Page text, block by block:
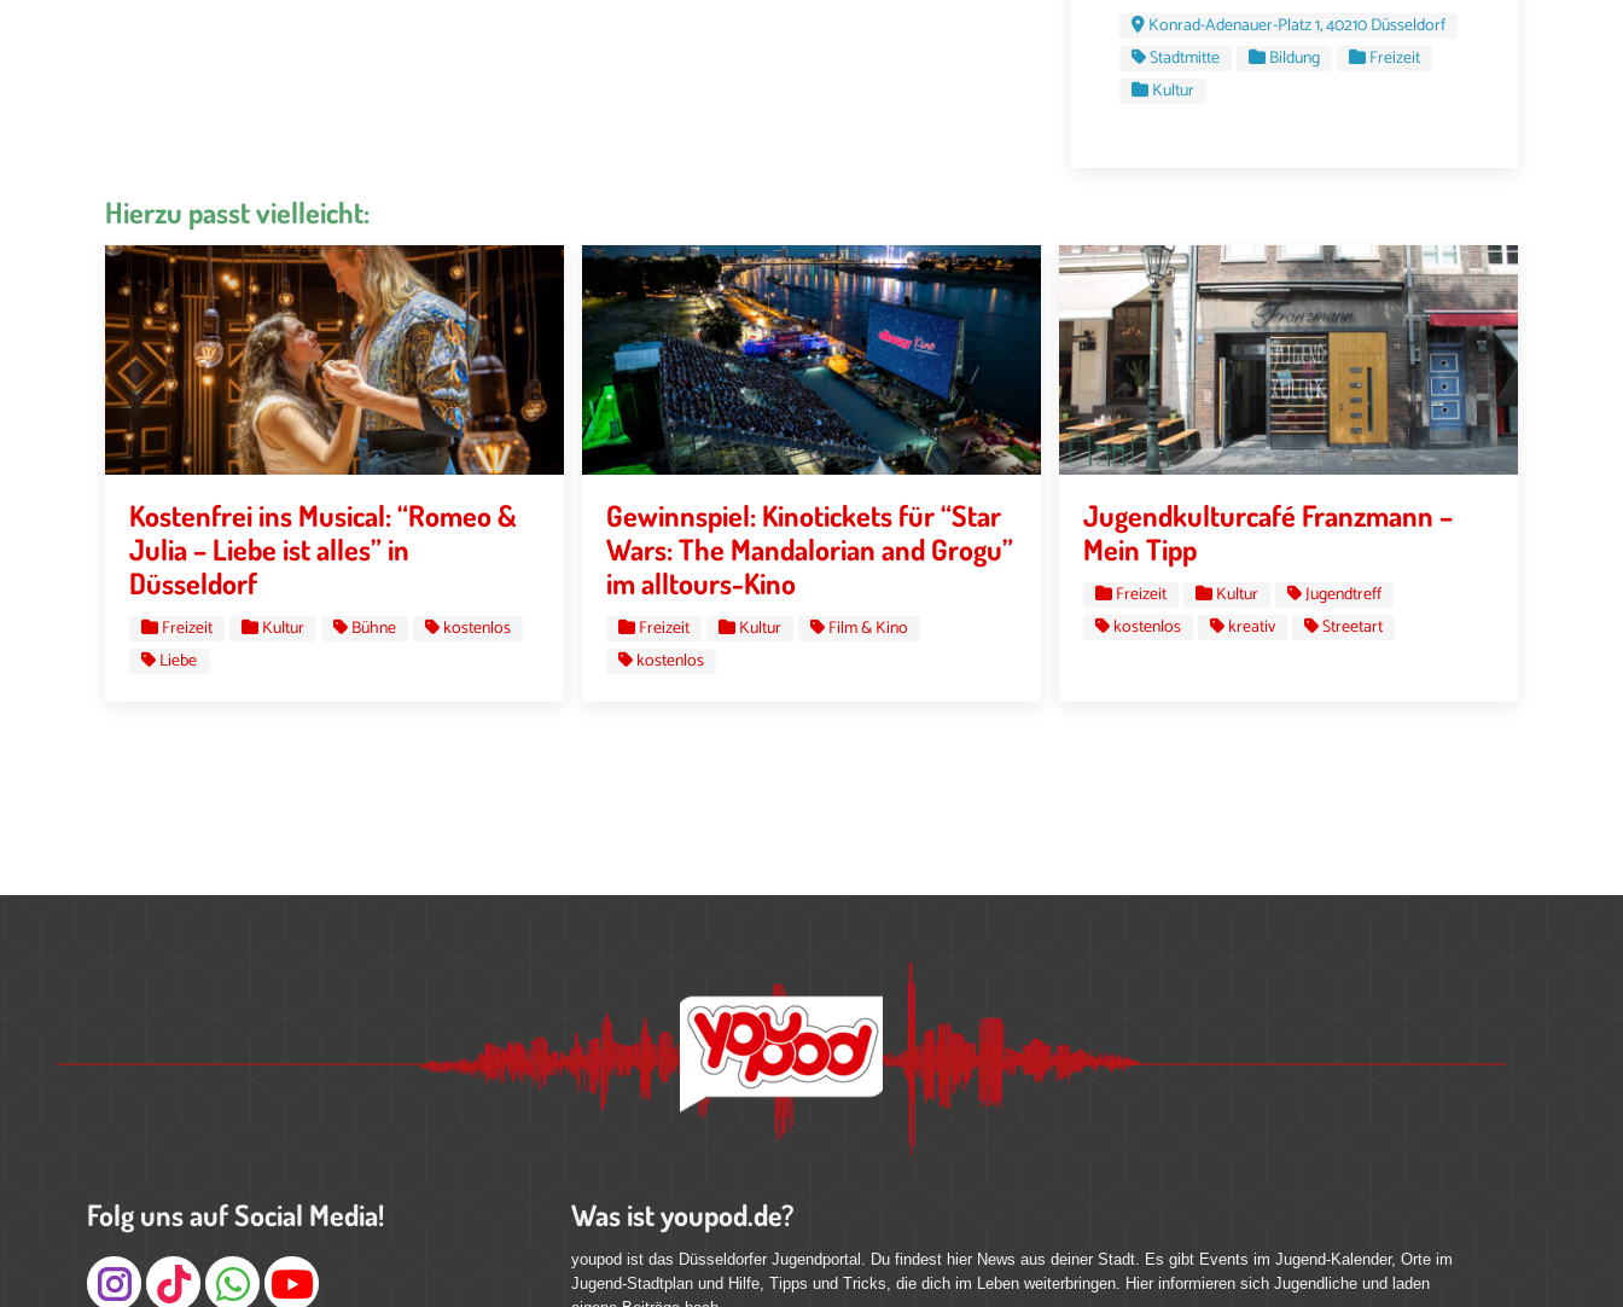
Konrad-Adenauer-Platz 1, 40210 Düsseldorf
Stadtmitte
Bildung
Freizeit
Kultur
Hierzu passt vielleicht:
Kostenfrei ins Musical: “Romeo &
Julia – Liebe ist alles” in
Düsseldorf
Freizeit Kultur Bühne
kostenlos
Liebe
Gewinnspiel: Kinotickets für “Star
Wars: The Mandalorian and Grogu”
im alltours-Kino
Freizeit Kultur
Film & Kino
kostenlos
Jugendkulturcafé Franzmann –
Mein Tipp
Freizeit Kultur
Jugendtreff
kostenlos
kreativ Streetart
Folg uns auf Social Media! Was ist youpod.de?
youpod ist das Düsseldorfer Jugendportal. Du findest hier News aus deiner Stadt. Es gibt Events im Jugend-Kalender, Orte im
Jugend-Stadtplan und Hilfe, Tipps und Tricks, die dich im Leben weiterbringen. Hier informieren sich Jugendliche und laden